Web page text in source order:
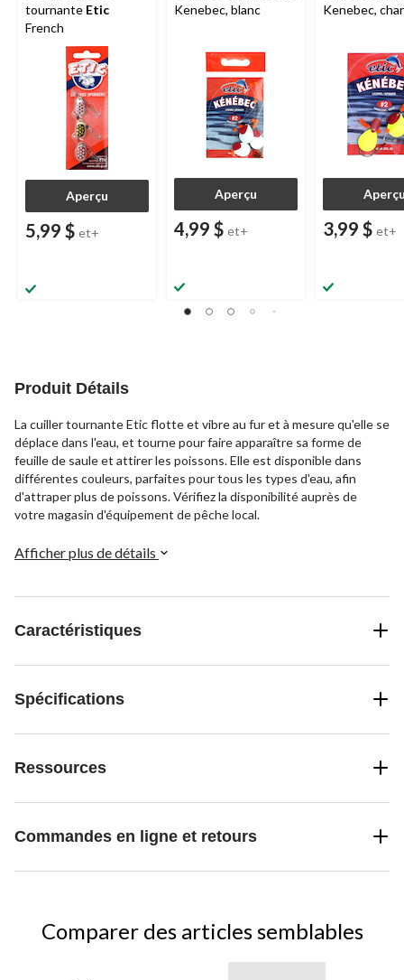
tournante Etic
French
Aperçu
5,99 $ et+
Kenebec, blanc
Aperçu
4,99 $ et+
Kenebec,
3,99 $ et+
Produit Détails
La cuiller tournante Etic flotte et vibre au fur et à mesure qu'elle se
déplace dans l'eau, et tourne pour faire apparaître sa forme de
feuille de saule et attirer les poissons. Elle est disponible dans
différentes couleurs, parfaites pour tous les types d'eau, afin
d'attraper plus de poissons. Vérifiez la disponibilité auprès de
votre magasin d'équipement de pêche local.
Afficher plus de détails
Caractéristiques
Spécifications
Ressources
Commandes en ligne et retours
Comparer des articles semblables